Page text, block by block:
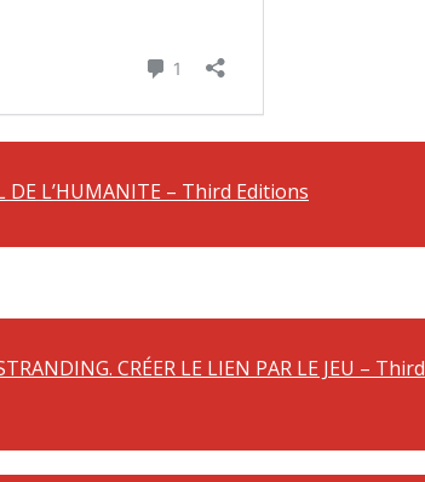
DE L’HUMANITE – Third Editions
CRÉER LE LIEN PAR LE JEU – Third